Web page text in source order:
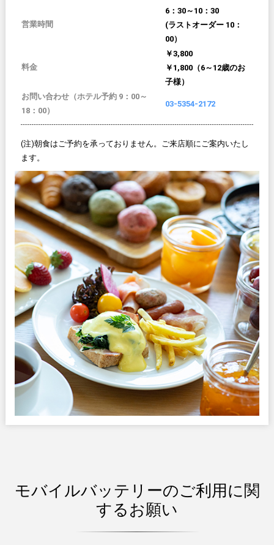
営業時間
6：30～10：30
(ラストオーダー 10：
00）
料金
￥3,800
￥1,800（6～12歳のお
子様）
お問い合わせ（ホテル予約 9：00～
18：00）
03-5354-2172
(注)朝食はご予約を承っておりません。ご来店順にご案内いたし
ます。
モバイルバッテリーのご利用に関
するお願い